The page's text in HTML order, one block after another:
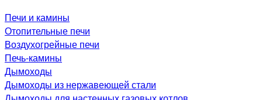
Печи и камины
Отопительные печи
Воздухогрейные печи
Печь-камины
Дымоходы
Дымоходы из нержавеющей стали